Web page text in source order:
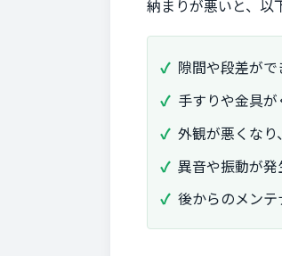
納まりが悪いと、以
隙間や段差が
手すりや金具
外観が悪くな
異音や振動が発
後からのメン